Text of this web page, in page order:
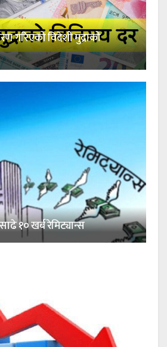
गरिएको विदेशी मुद्राको
१० खर्ब रेमिट्यान्स